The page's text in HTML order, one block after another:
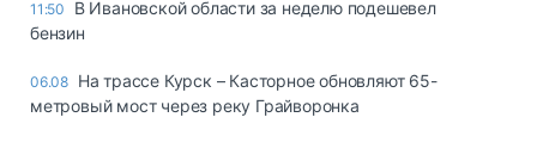
11:50
В Ивановской области за неделю подешевел
бензин
06.08 На трассе Курск – Касторное обновляют 65-
метровый мост через реку Грайворонка